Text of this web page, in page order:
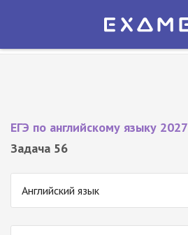
Экзамер — ЕГЭ 2027
ЕГЭ по английскому языку 2027
Задача 56
Английский язык